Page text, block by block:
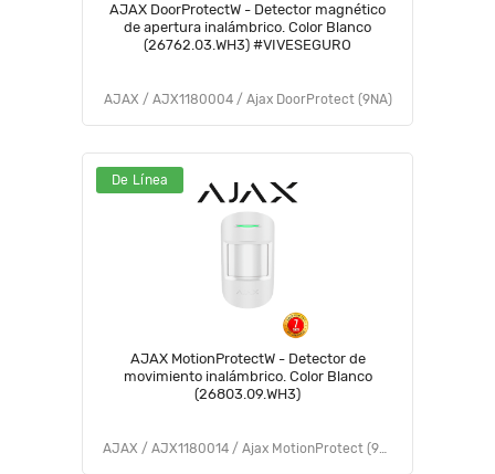
AJAX DoorProtectW - Detector magnético
de apertura inalámbrico. Color Blanco
(26762.03.WH3) #VIVESEGURO
AJAX / AJX1180004 / Ajax DoorProtect (9NA)
De Línea
AJAX MotionProtectW - Detector de
movimiento inalámbrico. Color Blanco
(26803.09.WH3)
AJAX / AJX1180014 / Ajax MotionProtect (9NA)